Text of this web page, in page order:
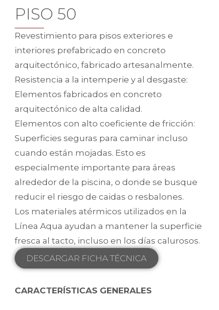
PISO 50
Revestimiento para pisos exteriores e
interiores prefabricado en concreto
arquitectónico, fabricado artesanalmente.
Resistencia a la intemperie y al desgaste:
Elementos fabricados en concreto
arquitectónico de alta calidad.
Elementos con alto coeficiente de fricción:
Superficies seguras para caminar incluso
cuando están mojadas. Esto es
especialmente importante para áreas
alrededor de la piscina, o donde se busque
reducir el riesgo de caidas o resbalones.
Los materiales atérmicos utilizados en la
Línea Aqua ayudan a mantener la superficie
fresca al tacto, incluso en los días calurosos.
DESCARGAR FICHA TÉCNICA
CARACTERÍSTICAS GENERALES